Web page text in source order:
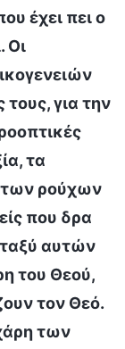
έχει πει ο
Οι
τους, για την
τα
των ρούχων
που δρα
αυτών
του Θεού,
τον Θεό.
των